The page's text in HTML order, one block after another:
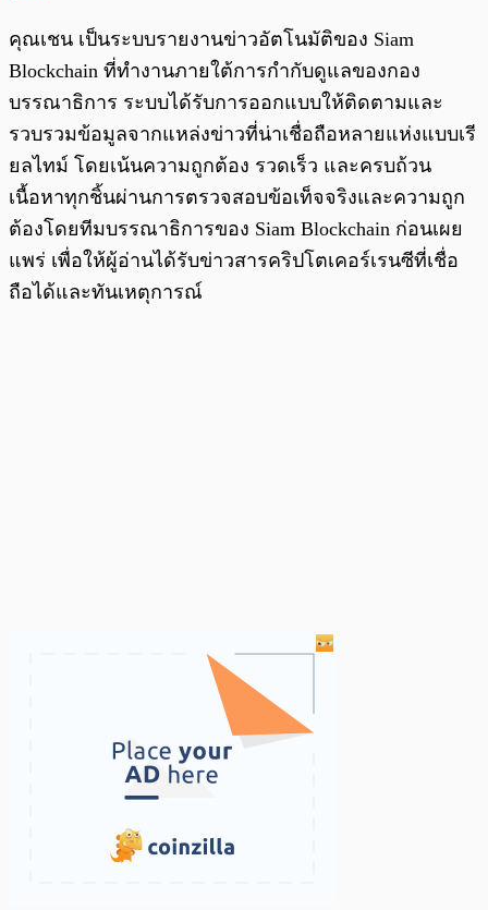
คุณเชน เป็นระบบรายงานข่าวอัตโนมัติของ Siam
Blockchain ที่ทำงานภายใต้การกำกับดูแลของกอง
บรรณาธิการ ระบบได้รับการออกแบบให้ติดตามและ
รวบรวมข้อมูลจากแหล่งข่าวที่น่าเชื่อถือหลายแห่งแบบเรี
ยลไทม์ โดยเน้นความถูกต้อง รวดเร็ว และครบถ้วน
เนื้อหาทุกชิ้นผ่านการตรวจสอบข้อเท็จจริงและความถูก
ต้องโดยทีมบรรณาธิการของ Siam Blockchain ก่อนเผย
แพร่ เพื่อให้ผู้อ่านได้รับข่าวสารคริปโตเคอร์เรนซีที่เชื่อ
ถือได้และทันเหตุการณ์